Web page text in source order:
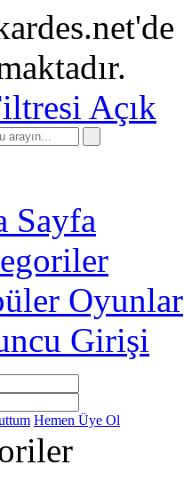
Açık
Sayfa
Oyunlar
Girişi
Hemen Üye Ol